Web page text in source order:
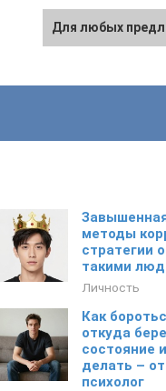
методы
стратегии
такими
Личность
Как
откуда
состояние
делать –
психолог
Для любых